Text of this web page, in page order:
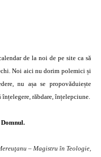
de la noi de pe site ca să
Noi aici nu dorim polemici și
nu așa se propovăduiește
răbdare, înțelepciune.
– Magistru în Teologie,